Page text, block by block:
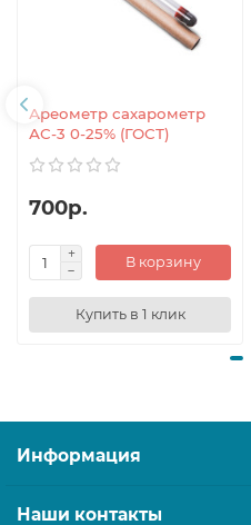
Ареометр сахарометр
АС-3 0-25% (ГОСТ)
700р.
В корзину
Купить в 1 клик
Информация
Наши контакты